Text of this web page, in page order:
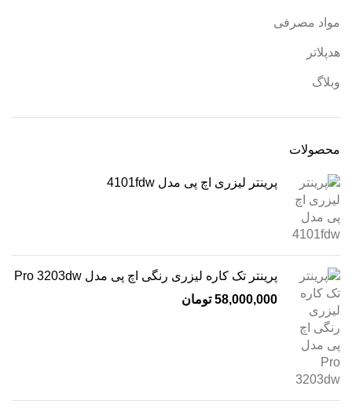
مواد مصرفی
هدپلاتر
وبلاگ
محصولات
پرینتر لیزری اچ پی مدل 4101fdw
پرینتر تک کاره لیزری رنگی اچ پی مدل Pro 3203dw
58,000,000 تومان